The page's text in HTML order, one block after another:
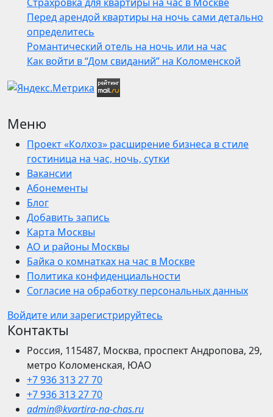
Перед арендой квартиры на ночь сами детально
определитесь
Романтический отель на ночь или на час
Как войти в “Дом свиданий” на Коломенской
Меню
Проект «Колхоз» расширение бизнеса в стиле
гостиница на час, ночь, сутки
Вакансии
Абонементы
Блог
Добавить запись
Карта Москвы
АО и районы Москвы
Байка о комнатках на час в Москве
Политика конфиденциальности
Согласие на обработку персональных данных
Войдите или зарегистрируйтесь
Контакты
Россия, 115487, Москва, проспект Андропова, 29,
метро Коломенская, ЮАО
+7 936 313 27 70
+7 936 313 27 70
admin@kvartira-na-chas.ru